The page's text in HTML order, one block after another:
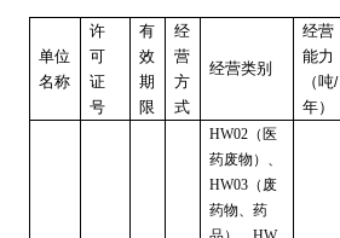
单位
名称
许
可
证
号
有
效
期
限
经
营
方
式
经营类别
经营
能力
（吨/
年）
HW02 （医
药废物）、
HW03 （废
药物、药